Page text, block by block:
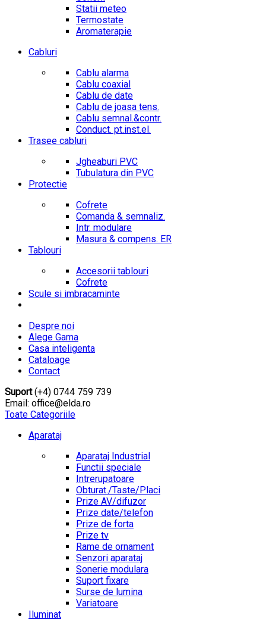
Statii meteo
Termostate
Aromaterapie
Cabluri
Cablu alarma
Cablu coaxial
Cablu de date
Cablu de joasa tens.
Cablu semnal.&contr.
Conduct. pt.inst.el.
Trasee cabluri
Jgheaburi PVC
Tubulatura din PVC
Protectie
Cofrete
Comanda & semnaliz.
Intr. modulare
Masura & compens. ER
Tablouri
Accesorii tablouri
Cofrete
Scule si imbracaminte
Despre noi
Alege Gama
Casa inteligenta
Cataloage
Contact
Suport(+4) 0744 759 739
Email: office@elda.ro
Toate Categoriile
Aparataj
Aparataj Industrial
Functii speciale
Intrerupatoare
Obturat./Taste/Placi
Prize AV/difuzor
Prize date/telefon
Prize de forta
Prize tv
Rame de ornament
Senzori aparataj
Sonerie modulara
Suport fixare
Surse de lumina
Variatoare
Iluminat